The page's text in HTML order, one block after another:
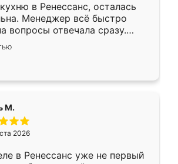
в Ренессанс, осталась
Менеджер всё быстро
вопросы отвечала сразу.
в субботу, подошёл к
ответственностью. Собрали
работали аккуратно, даже
М.
2026
в Ренессанс уже не первый